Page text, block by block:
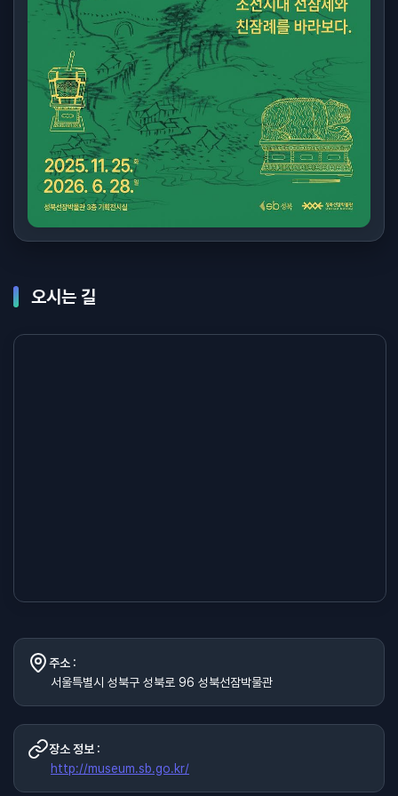
오시는 길
주소 :
서울특별시 성북구 성북로 96 성북선잠박물관
장소 정보 :
http://museum.sb.go.kr/